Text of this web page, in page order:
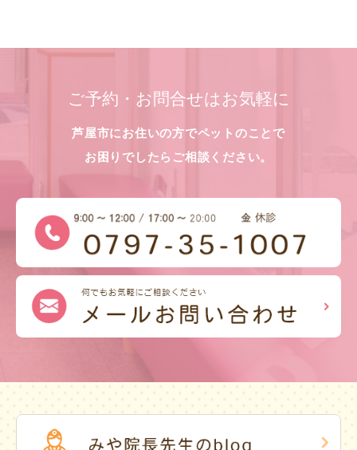
ご予約・お問合せはお気軽に
芦屋市にお住いの方でペットのことで
お困りでしたらご相談ください。